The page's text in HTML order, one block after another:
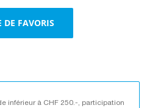
DE FAVORIS
inférieur à CHF 250.-, participation